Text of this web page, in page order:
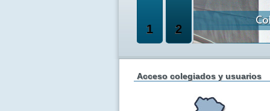
1 2
Acceso colegiados y usuarios